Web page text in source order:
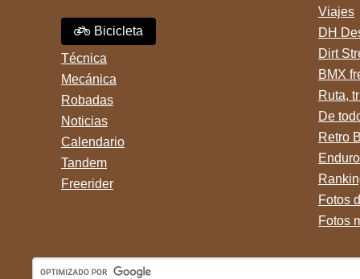
Bicicleta
Técnica
Mecánica
Robadas
Noticias
Calendario
Tandem
Freerider
Viajes
DH
Dirt
BMX
Ruta,
De
Retro
Fotos
Fotos